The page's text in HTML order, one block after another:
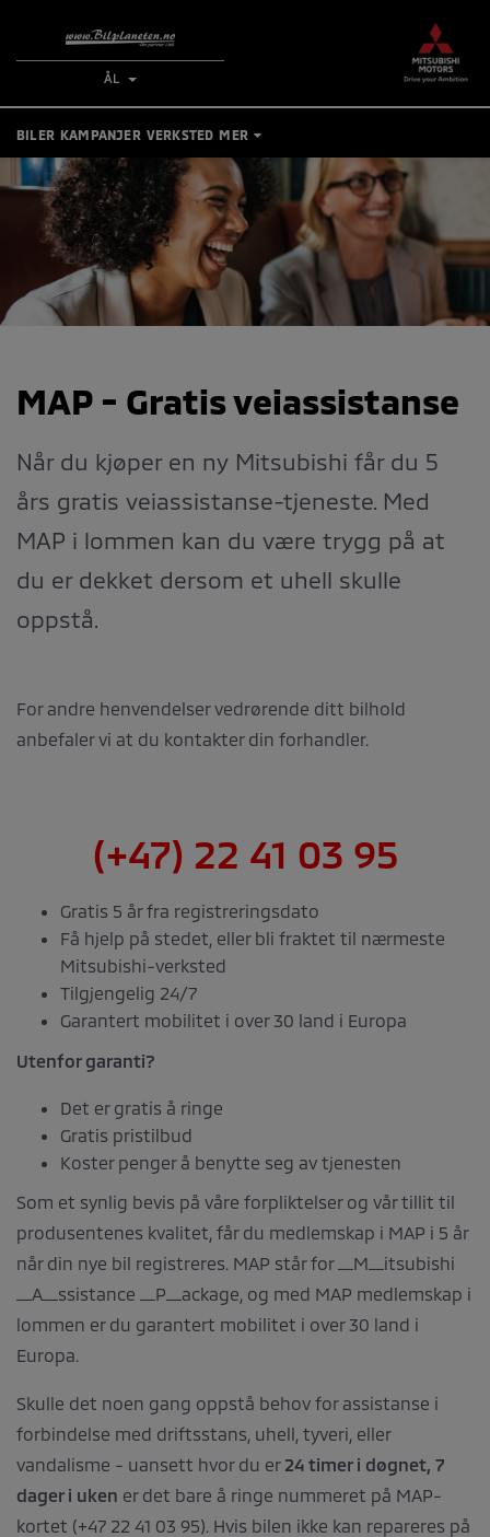
ÅL
BILER KAMPANJER VERKSTED MER
TIPS OG RÅD
KONTAKT
BESTILL VERKSTEDTIME
MIN BIL
MAP - Gratis veiassistanse
Når du kjøper en ny Mitsubishi får du 5
års gratis veiassistanse-tjeneste. Med
MAP i lommen kan du være trygg på at
du er dekket dersom et uhell skulle
oppstå.
For andre henvendelser vedrørende ditt bilhold
anbefaler vi at du kontakter din forhandler.
(+47) 22 41 03 95
Gratis 5 år fra registreringsdato
Få hjelp på stedet, eller bli fraktet til nærmeste
Mitsubishi-verksted
Tilgjengelig 24/7
Garantert mobilitet i over 30 land i Europa
Utenfor garanti?
Det er gratis å ringe
Gratis pristilbud
Koster penger å benytte seg av tjenesten
Som et synlig bevis på våre forpliktelser og vår tillit til
produsentenes kvalitet, får du medlemskap i MAP i 5 år
når din nye bil registreres. MAP står for __M__itsubishi
__A__ssistance __P__ackage, og med MAP medlemskap i
lommen er du garantert mobilitet i over 30 land i
Europa.
Skulle det noen gang oppstå behov for assistanse i
forbindelse med driftsstans, uhell, tyveri, eller
vandalisme - uansett hvor du er 24 timer i døgnet, 7
dager i uken er det bare å ringe nummeret på MAP-
kortet (+47 22 41 03 95). Hvis bilen ikke kan repareres på